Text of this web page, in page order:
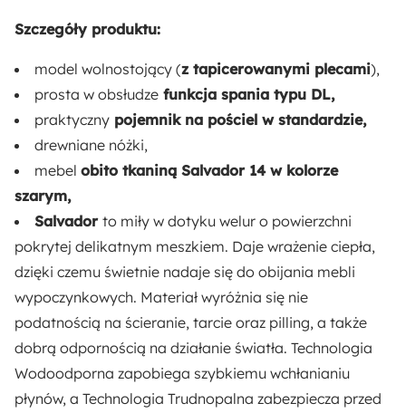
84 cm
Wysokość siedziska:
41 cm
Głębokość siedziska:
52 cm
Szerokość siedziska:
197 cm
Liczba miejsc:
3
Liczba poduszek:
2
Szczegóły produktu:
model wolnostojący (z tapicerowanymi plecami),
prosta w obsłudze funkcja spania typu DL,
praktyczny pojemnik na pościel w standardzie,
drewniane nóżki,
mebel obito tkaniną Salvador 14 w kolorze
szarym,
Salvador to miły w dotyku welur o powierzchni
pokrytej delikatnym meszkiem. Daje wrażenie ciepła,
dzięki czemu świetnie nadaje się do obijania mebli
wypoczynkowych. Materiał wyróżnia się nie
podatnością na ścieranie, tarcie oraz pilling, a także
dobrą odpornością na działanie światła. Technologia
Wodoodporna zapobiega szybkiemu wchłanianiu
płynów, a Technologia Trudnopalna zabezpiecza przed